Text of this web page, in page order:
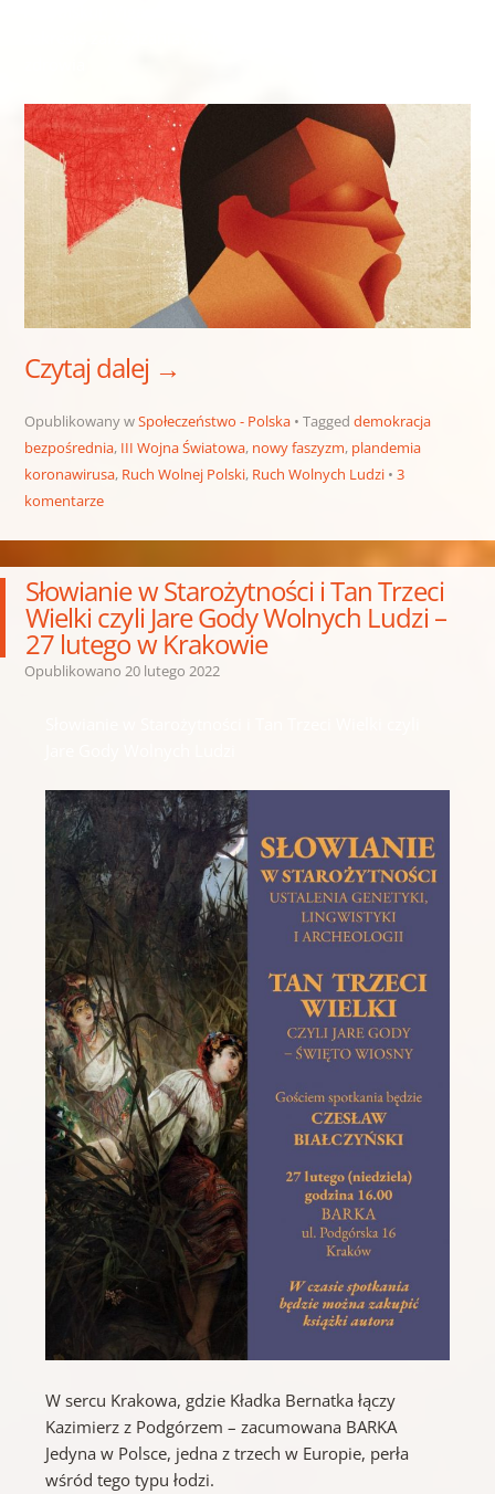
Czytaj dalej →
Opublikowany wSpołeczeństwo - Polska Tagged demokracja
bezpośrednia, III Wojna Światowa, nowy faszyzm, plandemia
koronawirusa, Ruch Wolnej Polski, Ruch Wolnych Ludzi
3
komentarze
Słowianie w Starożytności i Tan Trzeci
Wielki czyli Jare Gody Wolnych Ludzi –
27 lutego w Krakowie
Opublikowano 20 lutego 2022
W sercu Krakowa, gdzie Kładka Bernatka łączy
Kazimierz z Podgórzem – zacumowana BARKA
Jedyna w Polsce, jedna z trzech w Europie, perła
wśród tego typu łodzi.